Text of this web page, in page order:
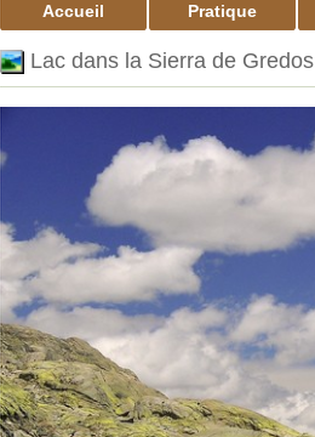
Accueil Pratique
Lac dans la Sierra de Gredos